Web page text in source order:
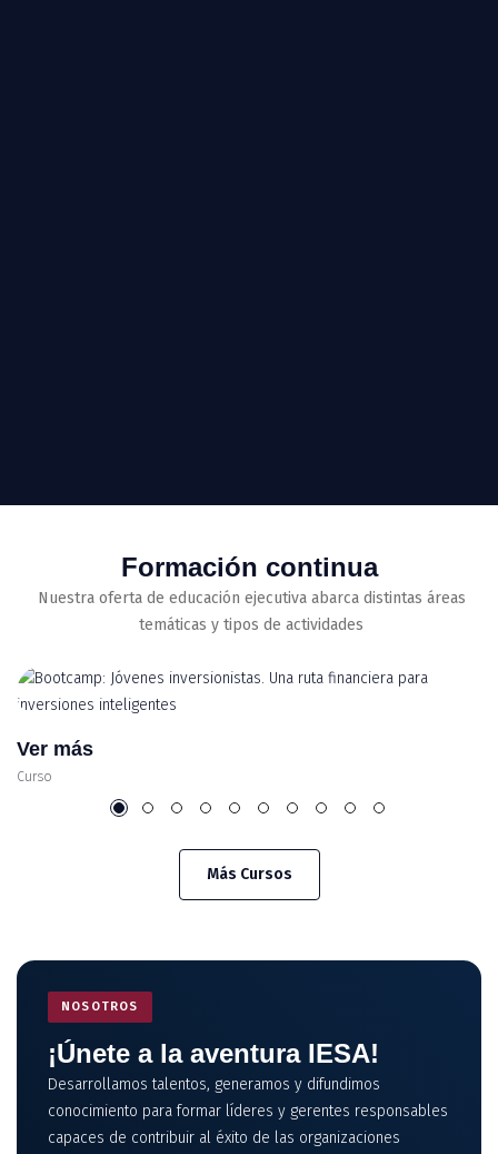
Formación continua
Nuestra oferta de educación ejecutiva abarca distintas áreas
temáticas y tipos de actividades
Ver más
Curso
Más Cursos
NOSOTROS
¡Únete a la aventura IESA!
Desarrollamos talentos, generamos y difundimos
conocimiento para formar líderes y gerentes responsables
capaces de contribuir al éxito de las organizaciones